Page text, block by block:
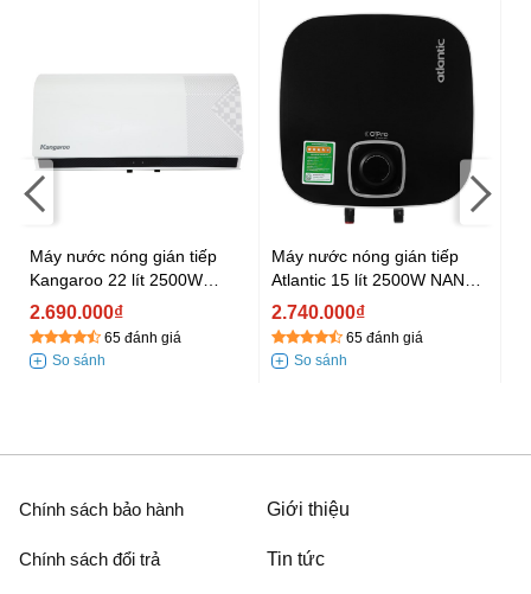
Máy nước nóng gián tiếp
Kangaroo 22 lít 2500W
KG79A2
2.690.000₫
65 đánh giá
Máy nước nóng gián tiếp
Atlantic 15 lít 2500W NANTO
PLUS SWH 15A M-N2
2.740.000₫
65 đánh giá
Chính sách bảo hành
Chính sách đổi trả
Giới thiệu
Tin tức